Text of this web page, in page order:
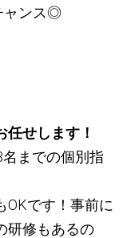
ャンス◎
せします！
までの個別指
OKです！事前に
研修もあるの